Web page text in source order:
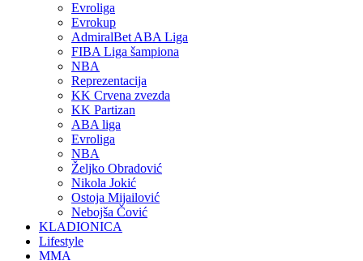
Evroliga
Evrokup
AdmiralBet ABA Liga
FIBA Liga šampiona
NBA
Reprezentacija
KK Crvena zvezda
KK Partizan
ABA liga
Evroliga
NBA
Željko Obradović
Nikola Jokić
Ostoja Mijailović
Nebojša Čović
KLADIONICA
Lifestyle
MMA